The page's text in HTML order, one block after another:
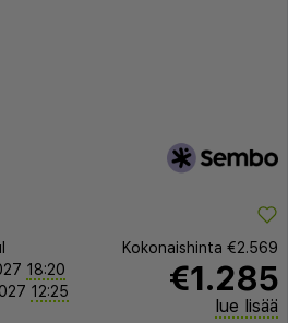
18:20
12:25
Kokonaishinta €2.569
€1.285
lue lisää